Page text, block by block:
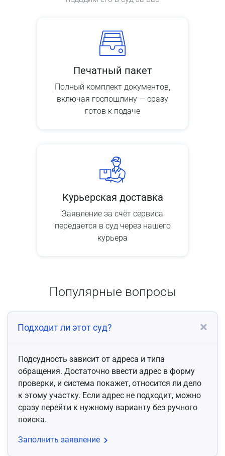
Печатный пакет
Полный комплект документов,
включая госпошлину — сразу
готов к подаче
Курьерская доставка
Заявление за счёт сервиса
передается в суд через нашего
курьера
Популярные вопросы
Подходит ли этот суд?
Подсудность зависит от адреса и типа
обращения. Достаточно ввести адрес в форму
проверки, и система покажет, относится ли дело
к этому участку. Если адрес не подходит, можно
сразу перейти к нужному варианту без ручного
поиска.
Заполнить заявление